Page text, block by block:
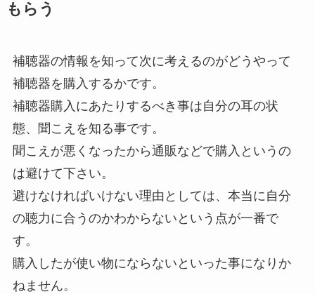
もらう
補聴器の情報を知って次に考えるのがどうやって
補聴器を購入するかです。
補聴器購入にあたりするべき事は自分の耳の状
態、聞こえを知る事です。
聞こえが悪くなったから通販などで購入というの
は避けて下さい。
避けなければいけない理由としては、本当に自分
の聴力に合うのかわからないという点が一番で
す。
購入したが使い物にならないといった事になりか
ねません。